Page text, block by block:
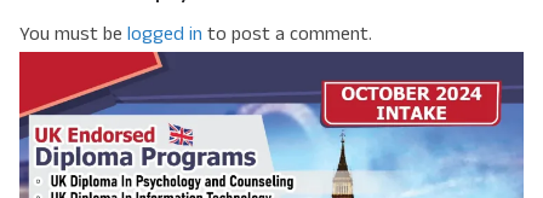
You must be logged in to post a comment.